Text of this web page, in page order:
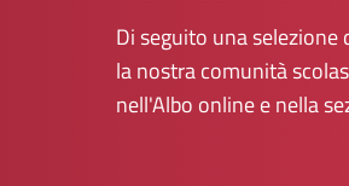
Di seguito una
la nostra comunità
nell'Albo online e nella